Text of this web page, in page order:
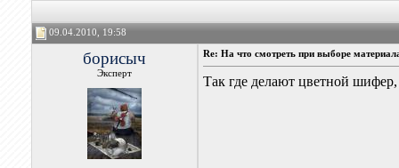
09.04.2010, 19:58
борисыч
Эксперт
Re: На что смотреть при выборе
Так где делают цветной шифер,